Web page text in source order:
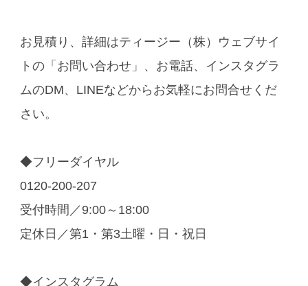
お見積り、詳細はティージー（株）ウェブサイ
トの「お問い合わせ」、お電話、インスタグラ
ムのDM、LINEなどからお気軽にお問合せくだ
さい。
◆フリーダイヤル
0120-200-207
受付時間／9:00～18:00
定休日／第1・第3土曜・日・祝日
◆インスタグラム